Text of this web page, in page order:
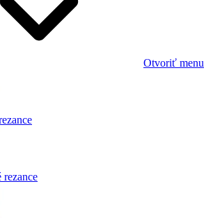
Otvoriť menu
rezance